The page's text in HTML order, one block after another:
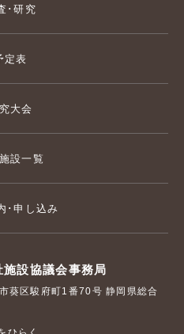
･研究
定表
大会
設一覧
･申し込み
設協議会事務局
葵区駿府町1番70号 静岡県総合